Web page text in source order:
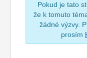
Pokud je tato
že k tomuto
žádné výzvy.
prosím